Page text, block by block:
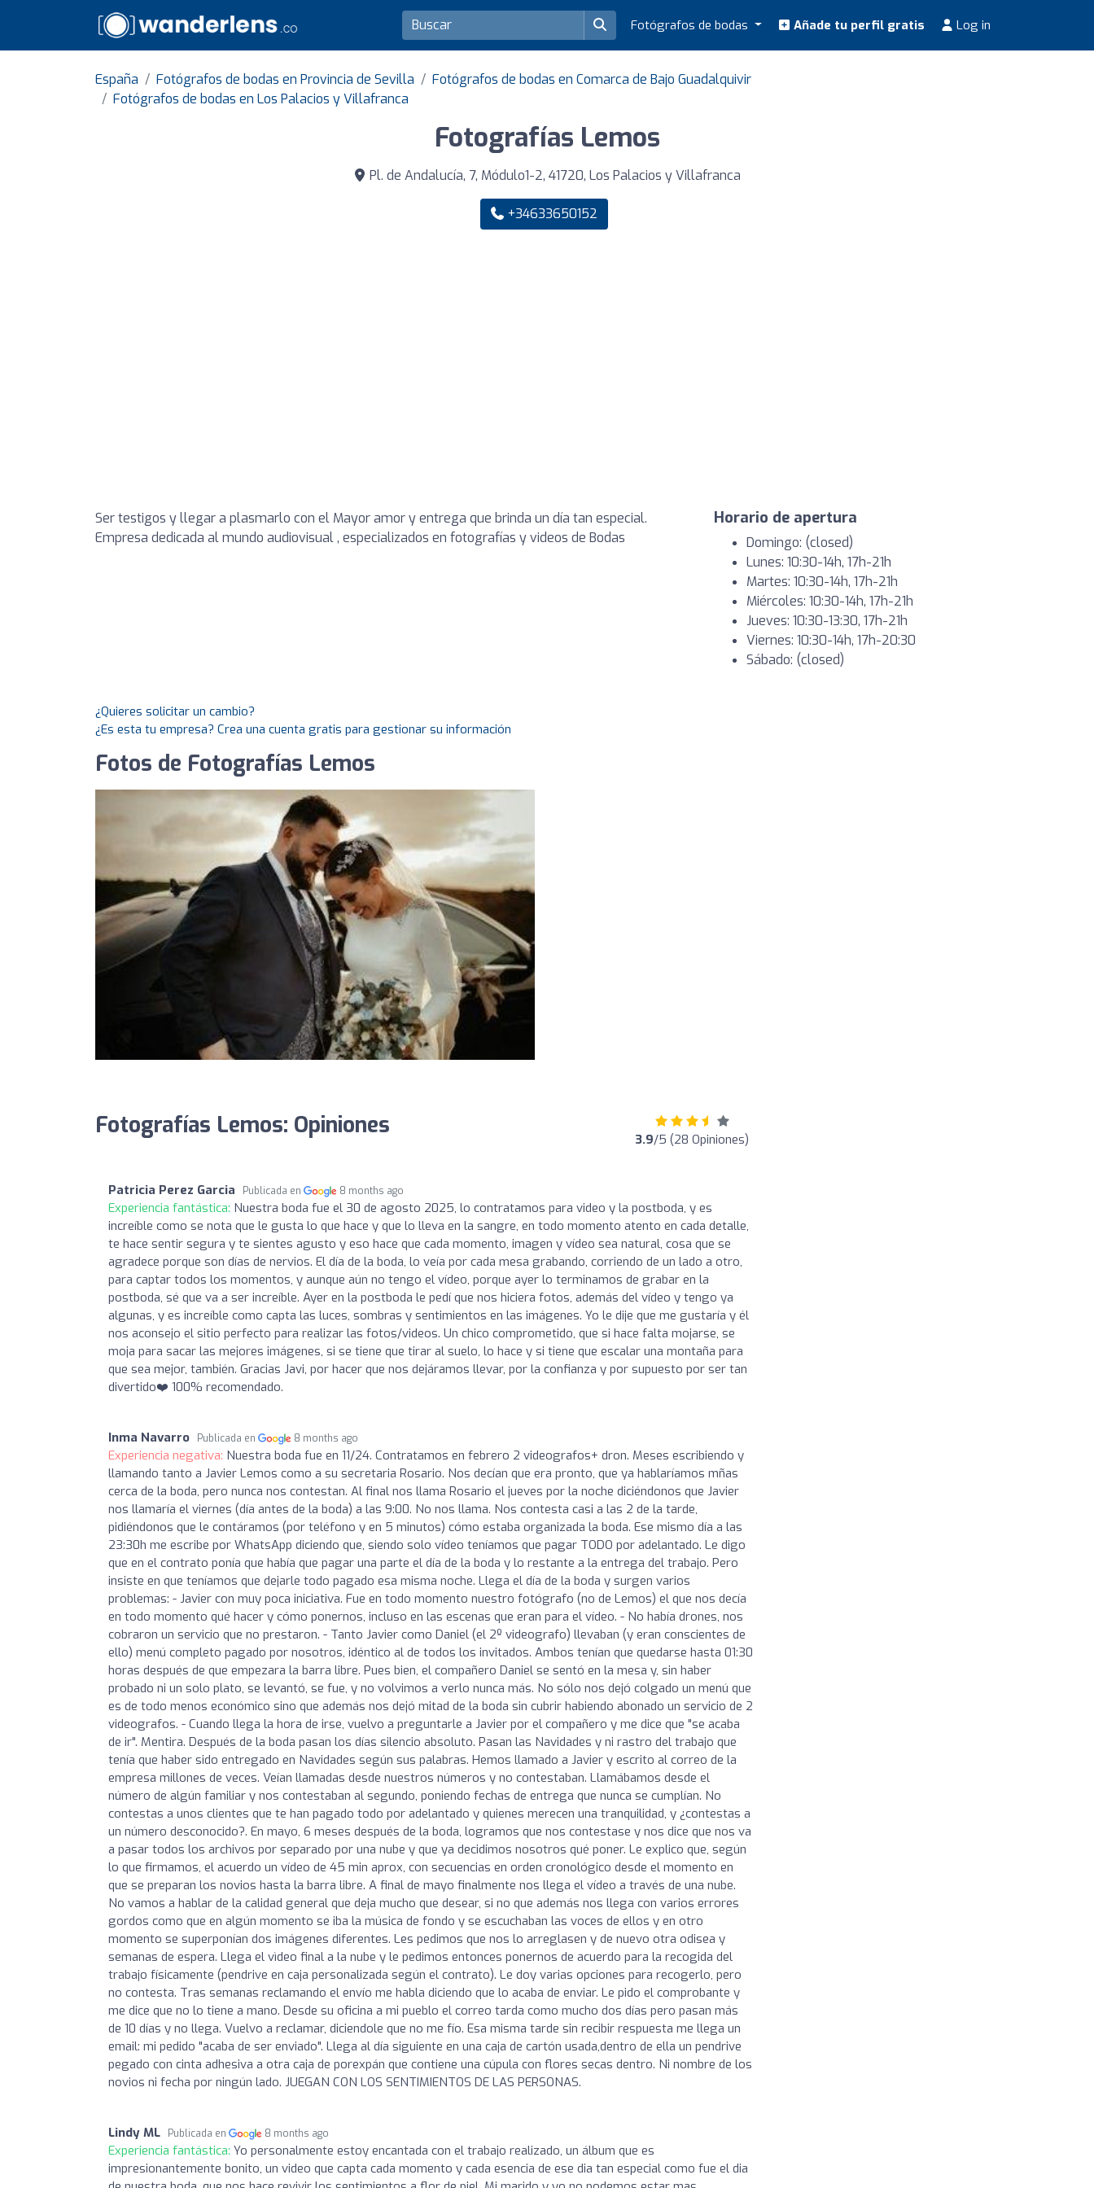
Fotógrafos de bodas Añade tu perfil gratis Log in
España Fotógrafos de bodas en Provincia de Sevilla
Fotógrafos de bodas en Comarca de Bajo Guadalquivir
Fotógrafos de bodas en Los Palacios y Villafranca
Fotografías Lemos
Pl. de Andalucía, 7, Módulo1-2, 41720, Los Palacios y Villafranca
+34633650152
Ser testigos y llegar a plasmarlo con el Mayor amor y entrega que brinda un día tan especial.
Empresa dedicada al mundo audiovisual , especializados en fotografías y videos de Bodas
Horario de apertura
Domingo: (closed)
Lunes: 10:30-14h, 17h-21h
Martes: 10:30-14h, 17h-21h
Miércoles: 10:30-14h, 17h-21h
Jueves: 10:30-13:30, 17h-21h
Viernes: 10:30-14h, 17h-20:30
Sábado: (closed)
¿Quieres solicitar un cambio?
¿Es esta tu empresa? Crea una cuenta gratis para gestionar su información
Fotos de Fotografías Lemos
Fotografías Lemos: Opiniones 3.9/5 (28 Opiniones)
Patricia Perez Garcia Publicada en 8 months ago
Experiencia fantástica: Nuestra boda fue el 30 de agosto 2025, lo contratamos para video y la postboda, y es
increíble como se nota que le gusta lo que hace y que lo lleva en la sangre, en todo momento atento en cada detalle,
te hace sentir segura y te sientes agusto y eso hace que cada momento, imagen y vídeo sea natural, cosa que se
agradece porque son días de nervios. El día de la boda, lo veía por cada mesa grabando, corriendo de un lado a otro,
para captar todos los momentos, y aunque aún no tengo el vídeo, porque ayer lo terminamos de grabar en la
postboda, sé que va a ser increíble. Ayer en la postboda le pedí que nos hiciera fotos, además del vídeo y tengo ya
algunas, y es increíble como capta las luces, sombras y sentimientos en las imágenes. Yo le dije que me gustaría y él
nos aconsejo el sitio perfecto para realizar las fotos/videos. Un chico comprometido, que si hace falta mojarse, se
moja para sacar las mejores imágenes, si se tiene que tirar al suelo, lo hace y si tiene que escalar una montaña para
que sea mejor, también. Gracias Javi, por hacer que nos dejáramos llevar, por la confianza y por supuesto por ser tan
divertido❤️ 100% recomendado.
Inma Navarro Publicada en 8 months ago
Experiencia negativa: Nuestra boda fue en 11/24. Contratamos en febrero 2 videografos+ dron. Meses escribiendo y
llamando tanto a Javier Lemos como a su secretaria Rosario. Nos decían que era pronto, que ya hablaríamos mñas
cerca de la boda, pero nunca nos contestan. Al final nos llama Rosario el jueves por la noche diciéndonos que Javier
nos llamaría el viernes (día antes de la boda) a las 9:00. No nos llama. Nos contesta casi a las 2 de la tarde,
pidiéndonos que le contáramos (por teléfono y en 5 minutos) cómo estaba organizada la boda. Ese mismo día a las
23:30h me escribe por WhatsApp diciendo que, siendo solo vídeo teníamos que pagar TODO por adelantado. Le digo
que en el contrato ponía que había que pagar una parte el día de la boda y lo restante a la entrega del trabajo. Pero
insiste en que teníamos que dejarle todo pagado esa misma noche. Llega el día de la boda y surgen varios
problemas: - Javier con muy poca iniciativa. Fue en todo momento nuestro fotógrafo (no de Lemos) el que nos decía
en todo momento qué hacer y cómo ponernos, incluso en las escenas que eran para el vídeo. - No había drones, nos
cobraron un servicio que no prestaron. - Tanto Javier como Daniel (el 2º videografo) llevaban (y eran conscientes de
ello) menú completo pagado por nosotros, idéntico al de todos los invitados. Ambos tenían que quedarse hasta 01:30
horas después de que empezara la barra libre. Pues bien, el compañero Daniel se sentó en la mesa y, sin haber
probado ni un solo plato, se levantó, se fue, y no volvimos a verlo nunca más. No sólo nos dejó colgado un menú que
es de todo menos económico sino que además nos dejó mitad de la boda sin cubrir habiendo abonado un servicio de 2
videografos. - Cuando llega la hora de irse, vuelvo a preguntarle a Javier por el compañero y me dice que "se acaba
de ir". Mentira. Después de la boda pasan los días silencio absoluto. Pasan las Navidades y ni rastro del trabajo que
tenía que haber sido entregado en Navidades según sus palabras. Hemos llamado a Javier y escrito al correo de la
empresa millones de veces. Veían llamadas desde nuestros números y no contestaban. Llamábamos desde el
número de algún familiar y nos contestaban al segundo, poniendo fechas de entrega que nunca se cumplían. No
contestas a unos clientes que te han pagado todo por adelantado y quienes merecen una tranquilidad, y ¿contestas a
un número desconocido?. En mayo, 6 meses después de la boda, logramos que nos contestase y nos dice que nos va
a pasar todos los archivos por separado por una nube y que ya decidimos nosotros qué poner. Le explico que, según
lo que firmamos, el acuerdo un vídeo de 45 min aprox, con secuencias en orden cronológico desde el momento en
que se preparan los novios hasta la barra libre. A final de mayo finalmente nos llega el vídeo a través de una nube.
No vamos a hablar de la calidad general que deja mucho que desear, si no que además nos llega con varios errores
gordos como que en algún momento se iba la música de fondo y se escuchaban las voces de ellos y en otro
momento se superponían dos imágenes diferentes. Les pedimos que nos lo arreglasen y de nuevo otra odisea y
semanas de espera. Llega el vìdeo final a la nube y le pedimos entonces ponernos de acuerdo para la recogida del
trabajo físicamente (pendrive en caja personalizada según el contrato). Le doy varias opciones para recogerlo, pero
no contesta. Tras semanas reclamando el envío me habla diciendo que lo acaba de enviar. Le pido el comprobante y
me dice que no lo tiene a mano. Desde su oficina a mi pueblo el correo tarda como mucho dos días pero pasan más
de 10 días y no llega. Vuelvo a reclamar, diciendole que no me fío. Esa misma tarde sin recibir respuesta me llega un
email: mi pedido "acaba de ser enviado". Llega al día siguiente en una caja de cartón usada,dentro de ella un pendrive
pegado con cinta adhesiva a otra caja de porexpán que contiene una cúpula con flores secas dentro. Ni nombre de los
novios ni fecha por ningún lado. JUEGAN CON LOS SENTIMIENTOS DE LAS PERSONAS.
Lindy ML Publicada en 8 months ago
Experiencia fantástica: Yo personalmente estoy encantada con el trabajo realizado, un álbum que es
impresionantemente bonito, un video que capta cada momento y cada esencia de ese dia tan especial como fue el dia